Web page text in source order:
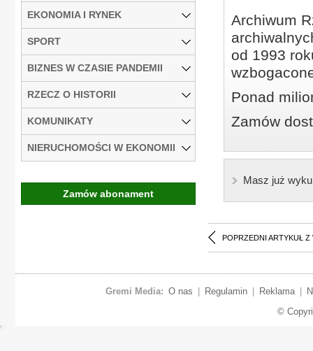
Archiwum
od 1993
Ponad
Zamów
Masz już
POPRZEDNI ARTYKUŁ Z
EKONOMIA I RYNEK
SPORT
BIZNES W CZASIE PANDEMII
RZECZ O HISTORII
KOMUNIKATY
NIERUCHOMOŚCI W EKONOMII
Zamów abonament
Gremi Media: O nas Regulamin Reklama
©